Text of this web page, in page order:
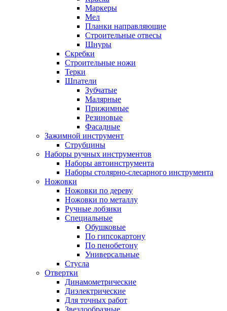
Маркеры
Мел
Планки направляющие
Строительные отвесы
Шнуры
Скребки
Строительные ножи
Терки
Шпатели
Зубчатые
Малярные
Прижимные
Резиновые
Фасадные
Зажимной инструмент
Струбцины
Наборы ручных инструментов
Наборы автоинструмента
Наборы столярно-слесарного инструмента
Ножовки
Ножовки по дереву
Ножовки по металлу
Ручные лобзики
Специальные
Обушковые
По гипсокартону
По пенобетону
Универсальные
Стусла
Отвертки
Динамометрические
Диэлектрические
Для точных работ
Звездообразные